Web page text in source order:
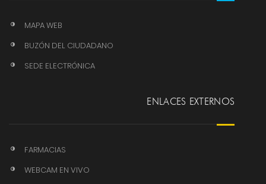
MAPA WEB
BUZÓN DEL CIUDADANO
SEDE ELECTRÓNICA
ENLACES EXTERNOS
FARMACIAS
WEBCAM EN VIVO